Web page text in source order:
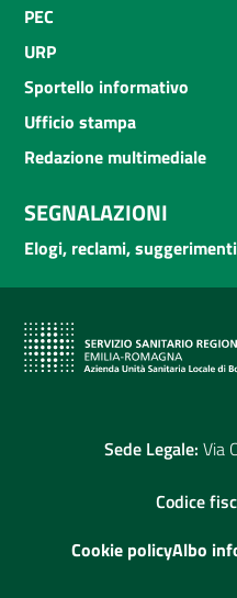
PEC
URP
Sportello informativo
Ufficio stampa
Redazione multimediale
SEGNALAZIONI
Elogi, reclami, suggerimenti
Sede Legale: Via
Codice
Cookie policyAlbo